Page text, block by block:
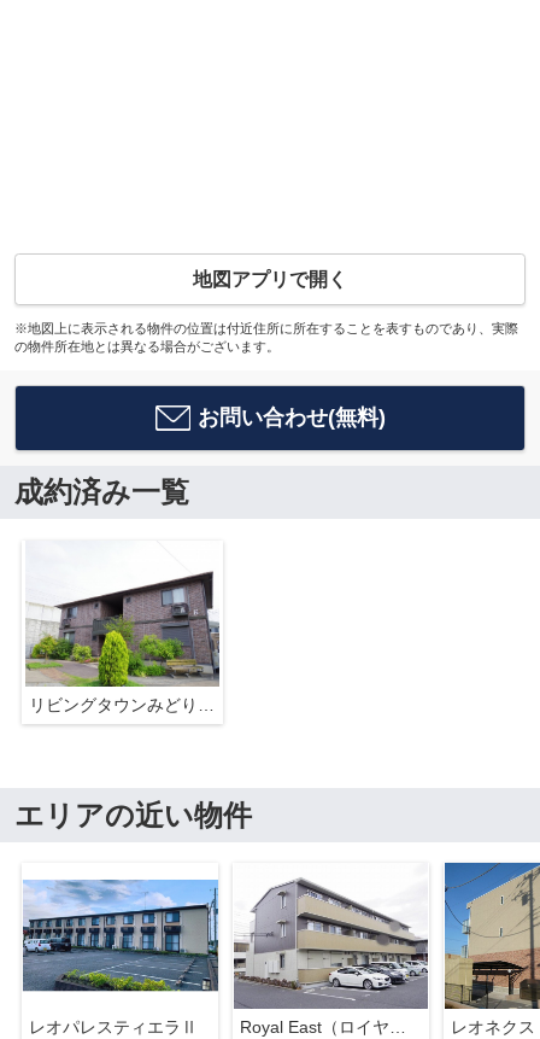
地図アプリで開く
※地図上に表示される物件の位置は付近住所に所在することを表すものであり、実際
の物件所在地とは異なる場合がございます。
お問い合わせ(無料)
成約済み一覧
エリアの近い物件
レオパレスティエラⅡ
レオネク